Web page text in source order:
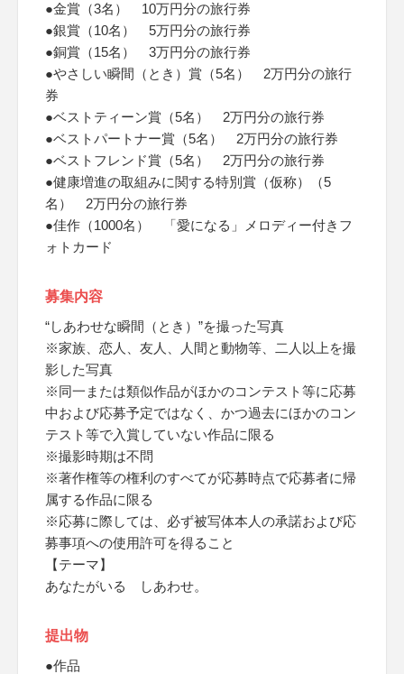
●金賞（3名） 10万円分の旅行券
●銀賞（10名） 5万円分の旅行券
●銅賞（15名） 3万円分の旅行券
●やさしい瞬間（とき）賞（5名） 2万円分の旅行
券
●ベストティーン賞（5名） 2万円分の旅行券
●ベストパートナー賞（5名） 2万円分の旅行券
●ベストフレンド賞（5名） 2万円分の旅行券
●健康増進の取組みに関する特別賞（仮称）（5
名） 2万円分の旅行券
●佳作（1000名） 「愛になる」メロディー付きフ
ォトカード
募集内容
“しあわせな瞬間（とき）”を撮った写真
※家族、恋人、友人、人間と動物等、二人以上を撮
影した写真
※同一または類似作品がほかのコンテスト等に応募
中および応募予定ではなく、かつ過去にほかのコン
テスト等で入賞していない作品に限る
※撮影時期は不問
※著作権等の権利のすべてが応募時点で応募者に帰
属する作品に限る
※応募に際しては、必ず被写体本人の承諾および応
募事項への使用許可を得ること
【テーマ】
あなたがいる しあわせ。
提出物
●作品